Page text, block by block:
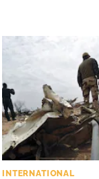
INTERNATIONAL